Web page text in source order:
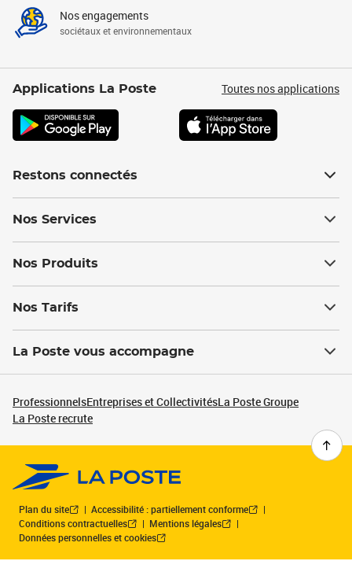
Nos engagements
sociétaux et environnementaux
Applications La Poste Toutes nos applications
Restons connectés
Nos Services
Nos Produits
Nos Tarifs
La Poste vous accompagne
ProfessionnelsEntreprises et CollectivitésLa Poste Groupe
La Poste recrute
Plan du site
Accessibilité : partiellement conforme
Conditions contractuelles
Mentions légales
Données personnelles et cookies